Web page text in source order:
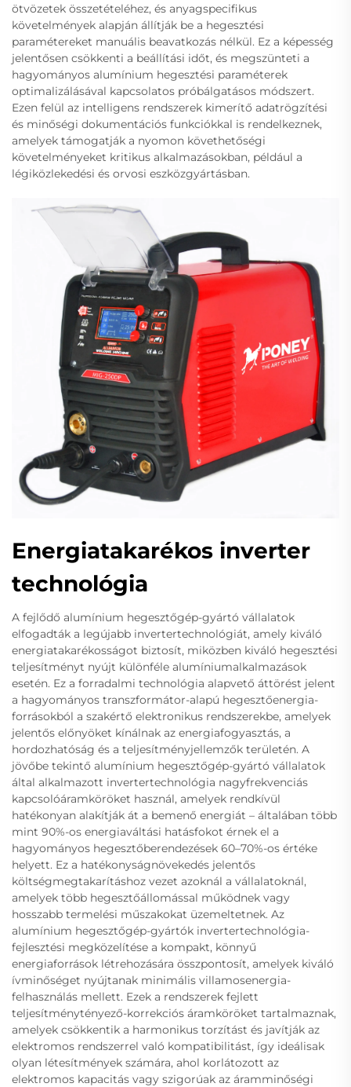
ötvözetek összetételéhez, és anyagspecifikus
követelmények alapján állítják be a hegesztési
paramétereket manuális beavatkozás nélkül. Ez a képesség
jelentősen csökkenti a beállítási időt, és megszünteti a
hagyományos alumínium hegesztési paraméterek
optimalizálásával kapcsolatos próbálgatásos módszert.
Ezen felül az intelligens rendszerek kimerítő adatrögzítési
és minőségi dokumentációs funkciókkal is rendelkeznek,
amelyek támogatják a nyomon követhetőségi
követelményeket kritikus alkalmazásokban, például a
légiközlekedési és orvosi eszközgyártásban.
Energiatakarékos inverter
technológia
A fejlődő alumínium hegesztőgép-gyártó vállalatok
elfogadták a legújabb invertertechnológiát, amely kiváló
energiatakarékosságot biztosít, miközben kiváló hegesztési
teljesítményt nyújt különféle alumíniumalkalmazások
esetén. Ez a forradalmi technológia alapvető áttörést jelent
a hagyományos transzformátor-alapú hegesztőenergia-
forrásokból a szakértő elektronikus rendszerekbe, amelyek
jelentős előnyöket kínálnak az energiafogyasztás, a
hordozhatóság és a teljesítményjellemzők területén. A
jövőbe tekintő alumínium hegesztőgép-gyártó vállalatok
által alkalmazott invertertechnológia nagyfrekvenciás
kapcsolóáramköröket használ, amelyek rendkívül
hatékonyan alakítják át a bemenő energiát – általában több
mint 90%-os energiaváltási hatásfokot érnek el a
hagyományos hegesztőberendezések 60–70%-os értéke
helyett. Ez a hatékonyságnövekedés jelentős
költségmegtakarításhoz vezet azoknál a vállalatoknál,
amelyek több hegesztőállomással működnek vagy
hosszabb termelési műszakokat üzemeltetnek. Az
alumínium hegesztőgép-gyártók invertertechnológia-
fejlesztési megközelítése a kompakt, könnyű
energiaforrások létrehozására összpontosít, amelyek kiváló
ívminőséget nyújtanak minimális villamosenergia-
felhasználás mellett. Ezek a rendszerek fejlett
teljesítménytényező-korrekciós áramköröket tartalmaznak,
amelyek csökkentik a harmonikus torzítást és javítják az
elektromos rendszerrel való kompatibilitást, így ideálisak
olyan létesítmények számára, ahol korlátozott az
elektromos kapacitás vagy szigorúak az áramminőségi